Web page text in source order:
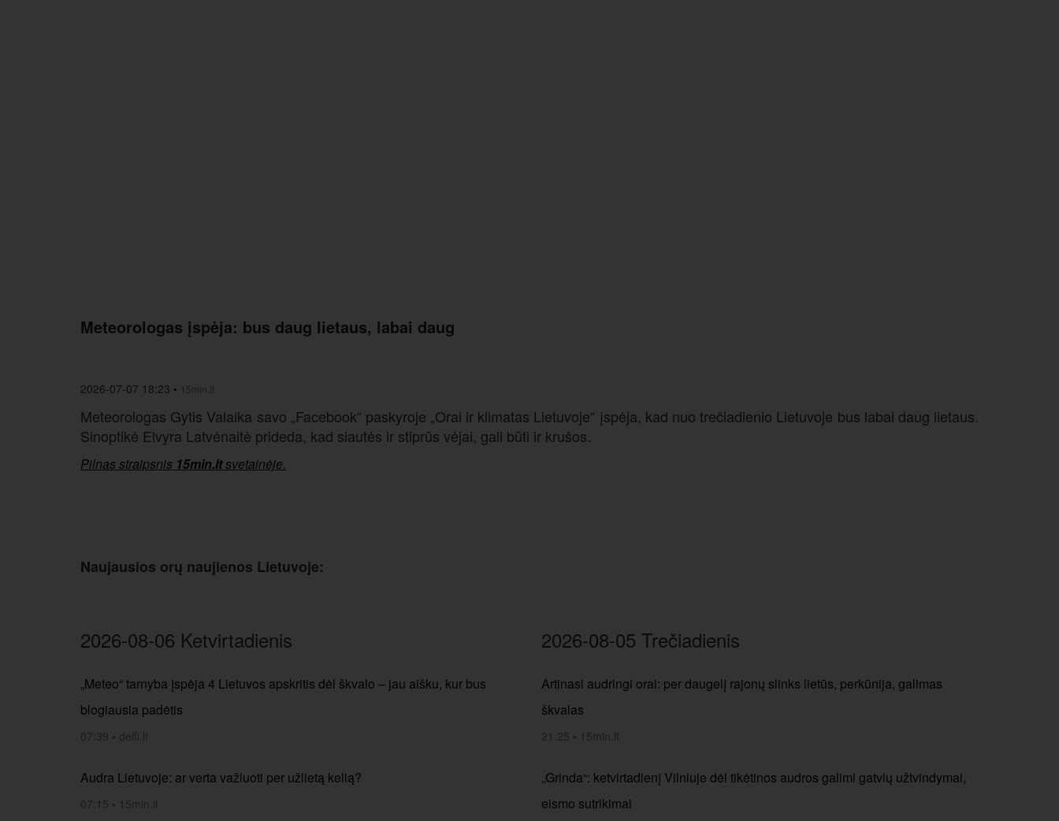
Meteorologas įspėja: bus daug lietaus, labai daug
2026-07-07 18:23 • 15min.lt
Meteorologas Gytis Valaika savo „Facebook“ paskyroje „Orai ir klimatas Lietuvoje“ įspėja, kad nuo trečiadienio Lietuvoje bus labai daug lietaus.
Sinoptikė Elvyra Latvėnaitė prideda, kad siautės ir stiprūs vėjai, gali būti ir krušos.
Pilnas straipsnis 15min.ltsvetainėje.
Naujausios orų naujienos Lietuvoje:
2026-08-06 Ketvirtadienis
„Meteo“ tarnyba įspėja 4 Lietuvos apskritis dėl škvalo – jau aišku, kur bus
blogiausia padėtis
07:39 • delfi.lt
Audra Lietuvoje: ar verta važiuoti per užlietą kelią?
07:15 • 15min.lt
2026-08-05 Trečiadienis
Artinasi audringi orai: per daugelį rajonų slinks lietūs, perkūnija, galimas
škvalas
21:25 • 15min.lt
„Grinda“: ketvirtadienį Vilniuje dėl tikėtinos audros galimi gatvių užtvindymai,
eismo sutrikimai